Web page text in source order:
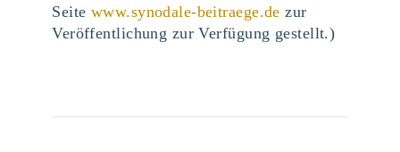
Seite www.synodale-beitraege.de zur
Veröffentlichung zur Verfügung gestellt.)